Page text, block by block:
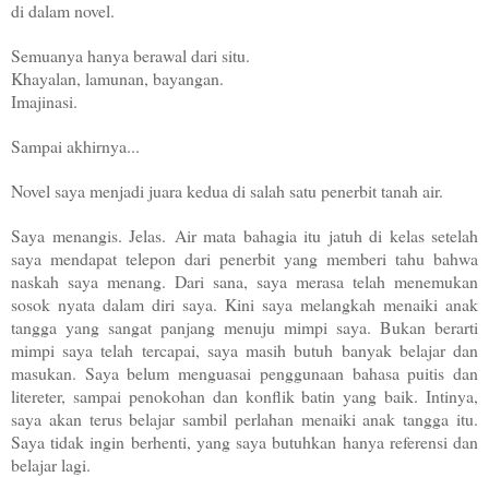
di dalam novel.
Semuanya hanya berawal dari situ.
Khayalan, lamunan, bayangan.
Imajinasi.
Sampai akhirnya...
Novel saya menjadi juara kedua di salah satu penerbit tanah air.
Saya menangis. Jelas. Air mata bahagia itu jatuh di kelas setelah
saya mendapat telepon dari penerbit yang memberi tahu bahwa
naskah saya menang. Dari sana, saya merasa telah menemukan
sosok nyata dalam diri saya. Kini saya melangkah menaiki anak
tangga yang sangat panjang menuju mimpi saya. Bukan berarti
mimpi saya telah tercapai, saya masih butuh banyak belajar dan
masukan. Saya belum menguasai penggunaan bahasa puitis dan
litereter, sampai penokohan dan konflik batin yang baik. Intinya,
saya akan terus belajar sambil perlahan menaiki anak tangga itu.
Saya tidak ingin berhenti, yang saya butuhkan hanya referensi dan
belajar lagi.